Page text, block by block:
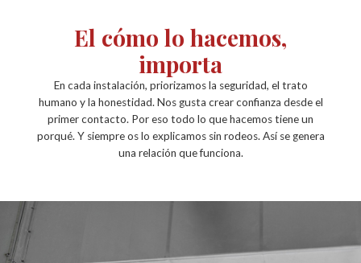
El cómo lo hacemos,
importa
En cada instalación, priorizamos la seguridad, el trato
humano y la honestidad. Nos gusta crear confianza desde el
primer contacto. Por eso todo lo que hacemos tiene un
porqué. Y siempre os lo explicamos sin rodeos. Así se genera
una relación que funciona.